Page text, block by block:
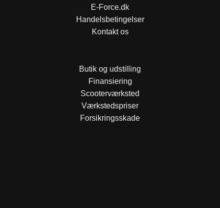
E-Force.dk
Handelsbetingelser
Kontakt os
Butik og udstilling
Finansiering
Scooterværksted
Værkstedspriser
Forsikringsskade